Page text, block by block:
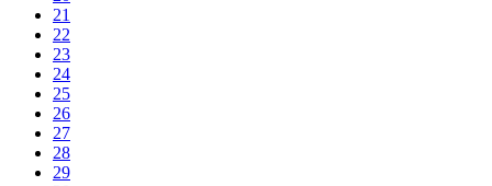
21
22
23
24
25
26
27
28
29